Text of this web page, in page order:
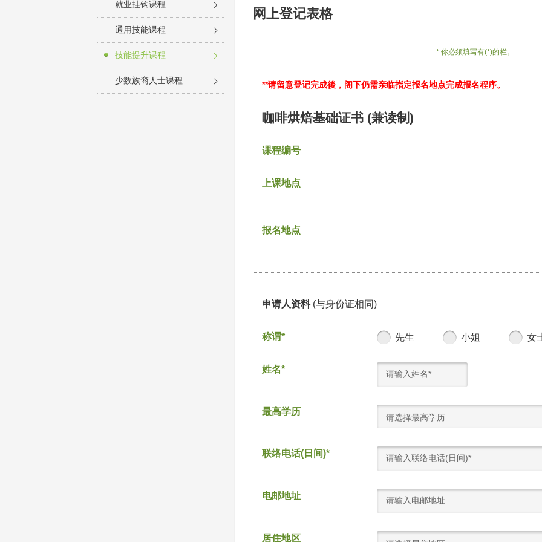
就业挂钩课程
通用技能课程
技能提升课程
少数族裔人士课程
网上登记表格
* 你必须填写有(*)的栏。
**请留意登记完成後，阁下仍需亲临指定报名地点完成报名程序。
咖啡烘焙基础证书 (兼读制)
课程编号
上课地点
报名地点
申请人资料 (与身份证相同)
称谓* 先生 小姐 女
姓名*
最高学历
请选择最高学历
联络电话(日间)*
电邮地址
居住地区